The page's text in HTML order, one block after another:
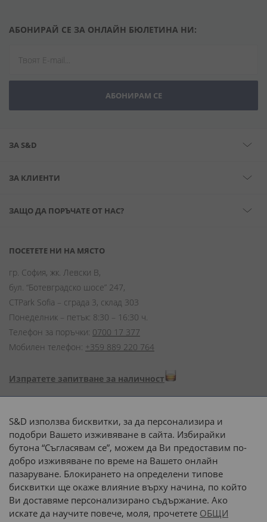
АБОНИРАЙ СЕ ЗА ОНЛАЙН БЮЛЕТИНА НИ:
АБОНИРАМ СЕ
ЗА S&D
ЗА КЛИЕНТИ
ЗАЩО ДА ПОРЪЧАТЕ ОТ НАС?
ПОСЕТЕТЕ НИ НА МЯСТО
гр. София, жк. Левски В,
бул. “Ботевградско шосе” 247,
CTPark Sofia – сграда 3, склад 303
Понеделник – петък: 8:30 – 16:30 ч.
Телефон за поръчки: 0700 17 377
Мобилен телефон: +359 889 220 764
Изпратете запитване за наличност
Начини на плащане:
Доставка до адрес с:
или
наш транспорт
S&D използва бисквитки, за да персонализира и
подобри Вашето изживяване в сайта. Избирайки
бутона “Съгласявам се”, можем да Ви предоставим по-
добро изживяване по време на Вашето онлайн
пазаруване. Блокирането на определени типове
бисквитки ще окаже влияние върху начина, по който
Ви доставяме персонализирано съдържание. Ако
искате да научите повече, моля, прочетете ОБЩИ